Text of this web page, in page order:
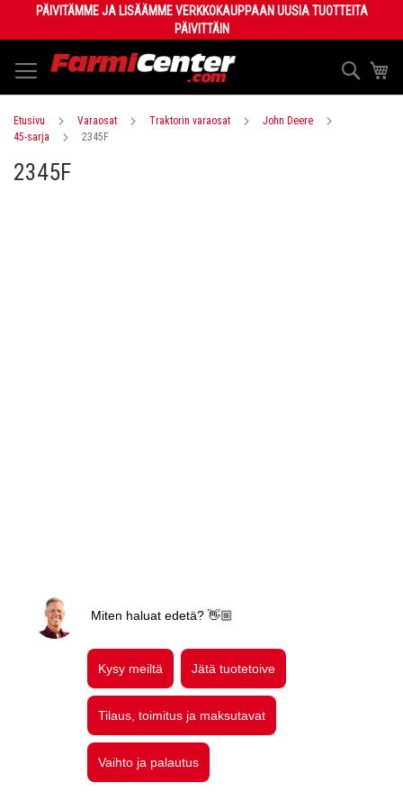
Content
PÄIVITÄMME JA LISÄÄMME VERKKOKAUPPAAN UUSIA TUOTTEITA
PÄIVITTÄIN
Haku
Etusivu Varaosat Traktorin varaosat
John Deere
45-sarja
2345F
2345F